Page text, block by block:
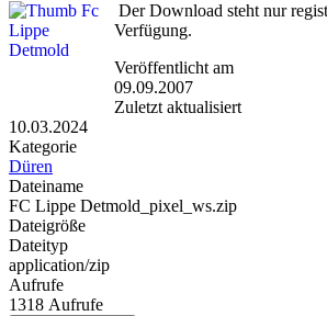
Der Download steht nur
Verfügung.
Veröffentlicht am
09.09.2007
Zuletzt aktualisiert
10.03.2024
Kategorie
Düren
Dateiname
FC Lippe Detmold_pixel_ws.zip
Dateigröße
Dateityp
application/zip
Aufrufe
1318 Aufrufe